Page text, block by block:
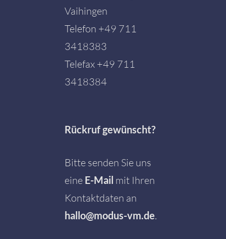
Vaihingen
Telefon +49 711
3418383
Telefax +49 711
3418384
Rückruf gewünscht?
Bitte senden Sie uns
eine E-Mail mit Ihren
Kontaktdaten an
hallo@modus-vm.de.